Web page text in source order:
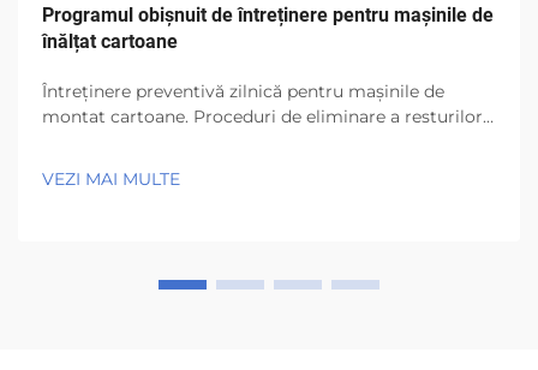
Programul obișnuit de întreținere pentru mașinile de
înălțat cartoane
Întreținere preventivă zilnică pentru mașinile de
montat cartoane. Proceduri de eliminare a resturilor
trebuie să curețe bucățile de carton, urmele lipicioase
VEZI MAI MULTE